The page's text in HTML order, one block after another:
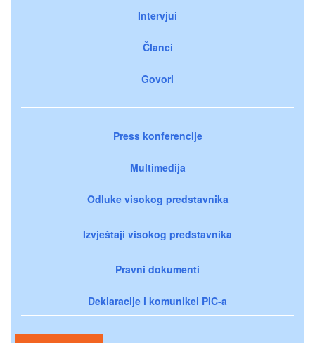
Intervjui
Članci
Govori
Press konferencije
Multimedija
Odluke visokog predstavnika
Izvještaji visokog predstavnika
Pravni dokumenti
Deklaracije i komunikei PIC-a